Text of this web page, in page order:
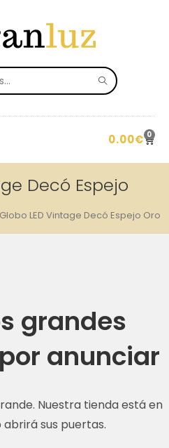
0.00€ 0
Decó Espejo
Globo LED Vintage Decó Espejo Oro
grandes
anunciar
Nuestra tienda está en
sus puertas.